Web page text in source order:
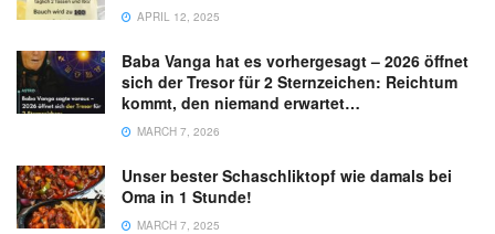
APRIL 12, 2025
Baba Vanga hat es vorhergesagt – 2026 öffnet
sich der Tresor für 2 Sternzeichen: Reichtum
kommt, den niemand erwartet…
MARCH 7, 2026
Unser bester Schaschliktopf wie damals bei
Oma in 1 Stunde!
MARCH 7, 2025